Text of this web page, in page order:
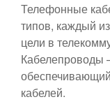
Телефонные
типов, каждый
цели в
Кабелепроводы
кабелей.